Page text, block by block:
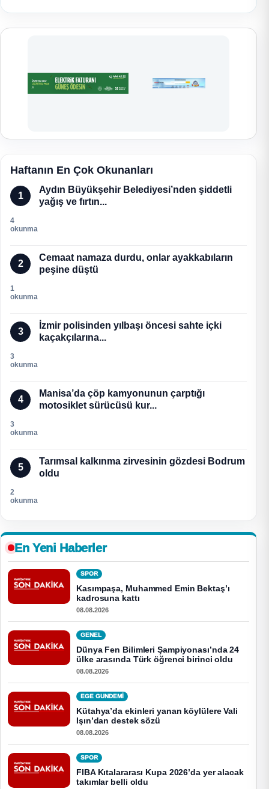
Haftanın En Çok Okunanları
1
Aydın Büyükşehir Belediyesi’nden şiddetli
yağış ve fırtın...
4
okunma
2
Cemaat namaza durdu, onlar ayakkabıların
peşine düştü
1
okunma
3
İzmir polisinden yılbaşı öncesi sahte içki
kaçakçılarına...
3
okunma
4
Manisa’da çöp kamyonunun çarptığı
motosiklet sürücüsü kur...
3
okunma
5
Tarımsal kalkınma zirvesinin gözdesi Bodrum
oldu
2
okunma
En Yeni Haberler
SPOR
Kasımpaşa, Muhammed Emin Bektaş’ı
kadrosuna kattı
08.08.2026
GENEL
Dünya Fen Bilimleri Şampiyonası’nda 24
ülke arasında Türk öğrenci birinci oldu
08.08.2026
EGE GUNDEMİ
Kütahya’da ekinleri yanan köylülere Vali
Işın’dan destek sözü
08.08.2026
SPOR
FIBA Kıtalararası Kupa 2026’da yer alacak
takımlar belli oldu